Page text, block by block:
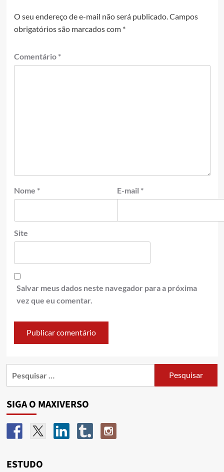
O seu endereço de e-mail não será publicado. Campos
obrigatórios são marcados com *
Comentário *
Nome * E-mail *
Site
Salvar meus dados neste navegador para a próxima
vez que eu comentar.
SIGA O MAXIVERSO
ESTUDO